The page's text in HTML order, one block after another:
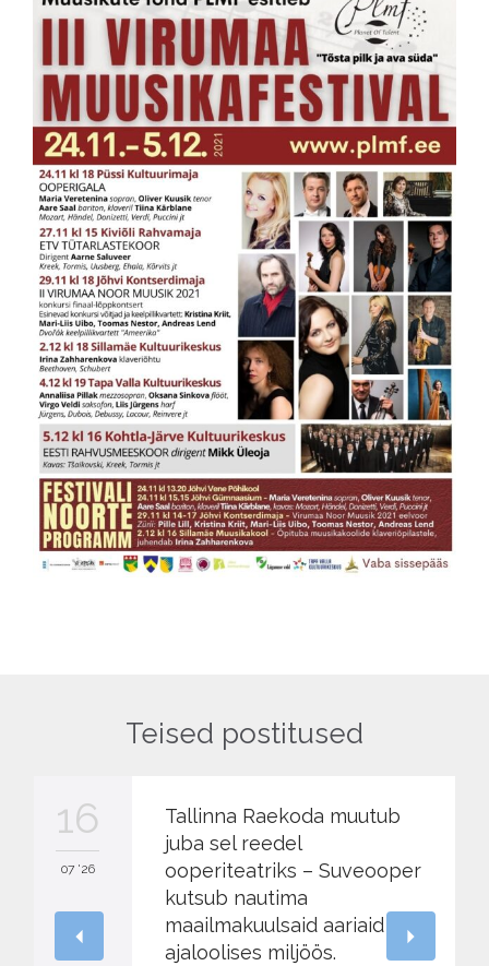
Teised postitused
16
07 '26
Tallinna Raekoda muutub
juba sel reedel
ooperiteatriks – Suveooper
kutsub nautima
maailmakuulsaid aariaid
ajaloolises miljöös.